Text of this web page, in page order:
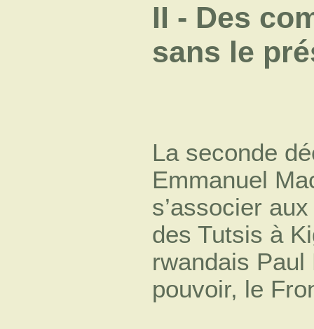
II - Des
sans le
La seconde
Emmanuel
s’associer
des Tutsis à
rwandais
pouvoir, le